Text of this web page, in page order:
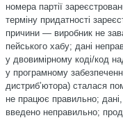
номера партії
терміну придатності
причини — виробник не
пейського хабу; дані
у двовимірному коді/код
у програмному
дистриб’ютора) сталася
не працює правильно;
введено неправильно;